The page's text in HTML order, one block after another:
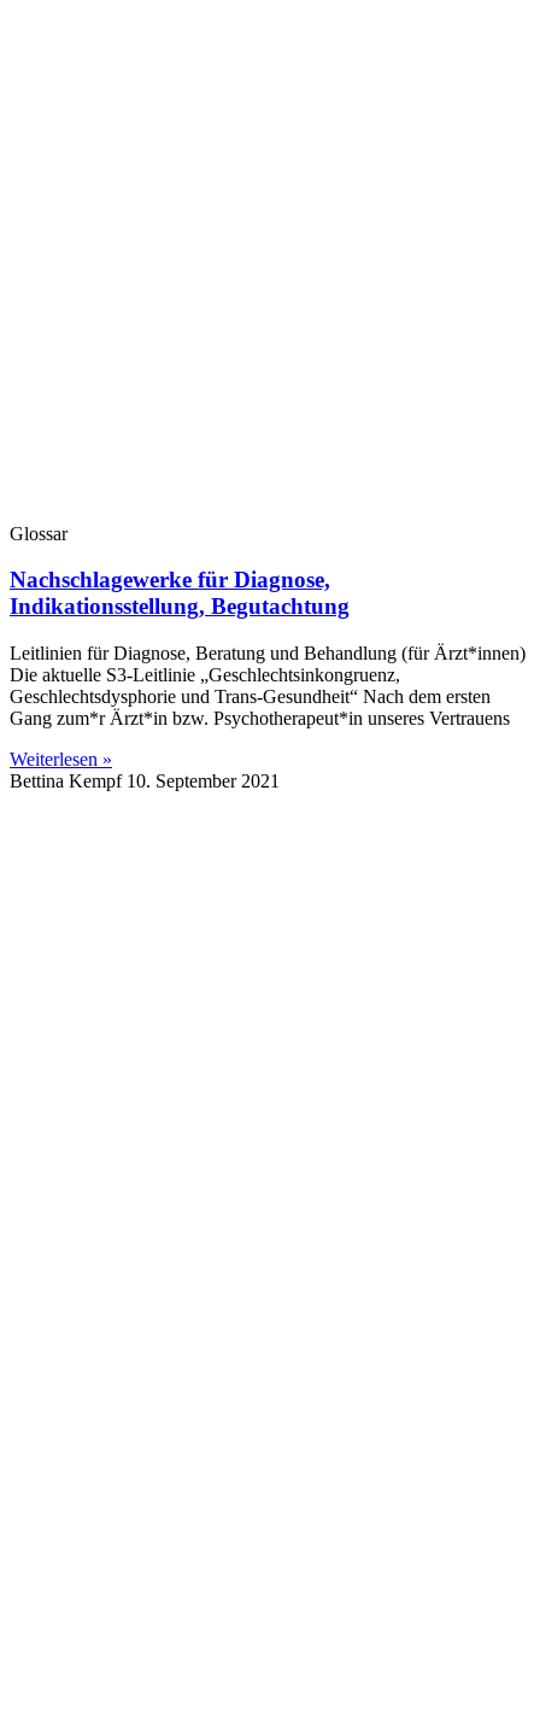
Glossar
Nachschlagewerke für Diagnose,
Indikationsstellung, Begutachtung
Leitlinien für Diagnose, Beratung und Behandlung (für Ärzt*innen)
Die aktuelle S3-Leitlinie „Geschlechtsinkongruenz,
Geschlechtsdysphorie und Trans-Gesundheit“ Nach dem ersten
Gang zum*r Ärzt*in bzw. Psychotherapeut*in unseres Vertrauens
Weiterlesen »
Bettina Kempf 10. September 2021